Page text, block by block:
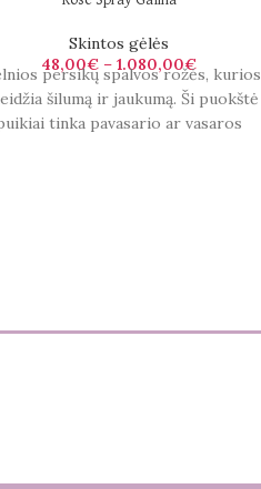
Skintos gėlės
48,00€ – 1.080,00€
persikų spalvos rožės, kurios
šilumą ir jaukumą. Ši puokštė
tinka pavasario ar vasaros